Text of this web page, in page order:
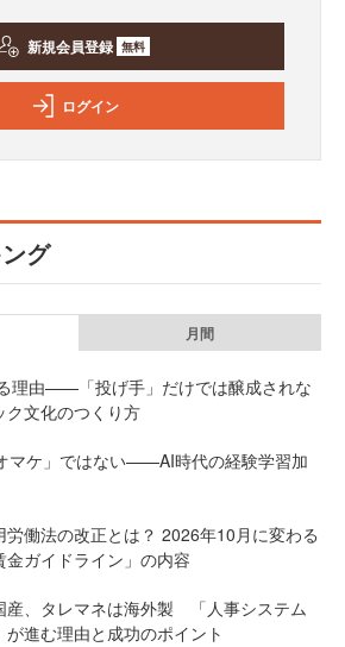
新規会員登録 無料
ログイン
グ
月間
理由——「投げ手」だけでは醸成されな
ク文化のつくり方
マケ」ではない——AI時代の経験学習加
労働法の改正とは？ 2026年10月に変わる
金ガイドライン」の内容
産、タレマネは海外製 「人事システム
進む理由と成功のポイント